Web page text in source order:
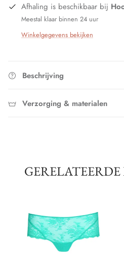
Afhaling is beschikbaar bij
Meestal klaar binnen 24 uur
Winkelgegevens bekijken
Beschrijving
Verzorging & materialen